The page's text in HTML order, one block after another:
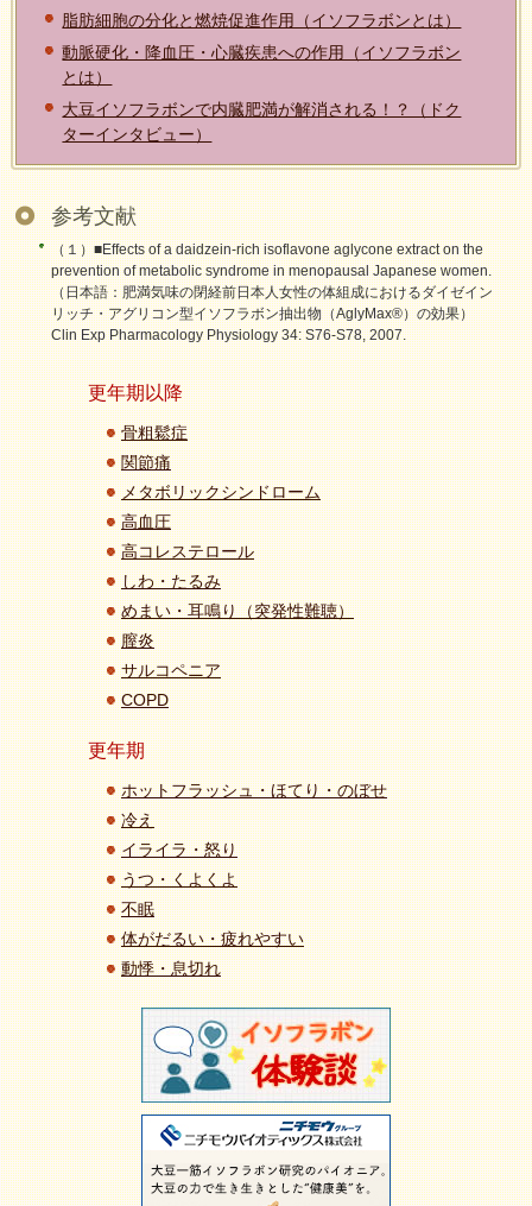
脂肪細胞の分化と燃焼促進作用（イソフラボンとは）
動脈硬化・降血圧・心臓疾患への作用（イソフラボン
とは）
大豆イソフラボンで内臓肥満が解消される！？（ドク
ターインタビュー）
参考文献
（１）■Effects of a daidzein-rich isoflavone aglycone extract on the
prevention of metabolic syndrome in menopausal Japanese women.
（日本語：肥満気味の閉経前日本人女性の体組成におけるダイゼイン
リッチ・アグリコン型イソフラボン抽出物（AglyMax®）の効果）
Clin Exp Pharmacology Physiology 34: S76-S78, 2007.
更年期以降
骨粗鬆症
関節痛
メタボリックシンドローム
高血圧
高コレステロール
しわ・たるみ
めまい・耳鳴り（突発性難聴）
膣炎
サルコペニア
COPD
更年期
ホットフラッシュ・ほてり・のぼせ
冷え
イライラ・怒り
うつ・くよくよ
不眠
体がだるい・疲れやすい
動悸・息切れ